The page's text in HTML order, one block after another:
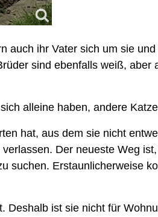
auch ihr Vater sich um sie
sind ebenfalls weiß, aber
alleine haben, andere
hat, aus dem sie nicht
Der neueste Weg
suchen. Erstaunlicherweise
Deshalb ist sie nicht für